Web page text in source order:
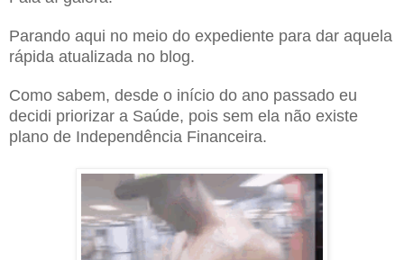
Parando aqui no meio do expediente para dar aquela
rápida atualizada no blog.
Como sabem, desde o início do ano passado eu
decidi priorizar a Saúde, pois sem ela não existe
plano de Independência Financeira.